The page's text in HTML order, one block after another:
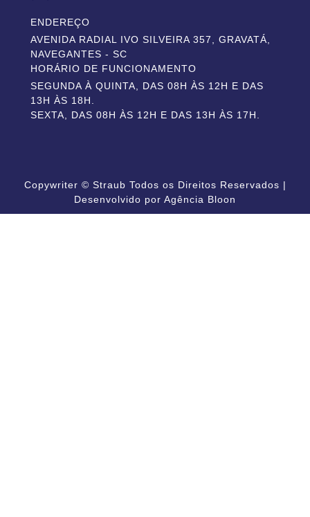
ENDEREÇO
AVENIDA RADIAL IVO SILVEIRA 357, GRAVATÁ,
NAVEGANTES - SC
HORÁRIO DE FUNCIONAMENTO
SEGUNDA À QUINTA, DAS 08H ÀS 12H E DAS
13H ÀS 18H.
SEXTA, DAS 08H ÀS 12H E DAS 13H ÀS 17H.
Copywriter © Straub Todos os Direitos Reservados |
Desenvolvido por Agência Bloon